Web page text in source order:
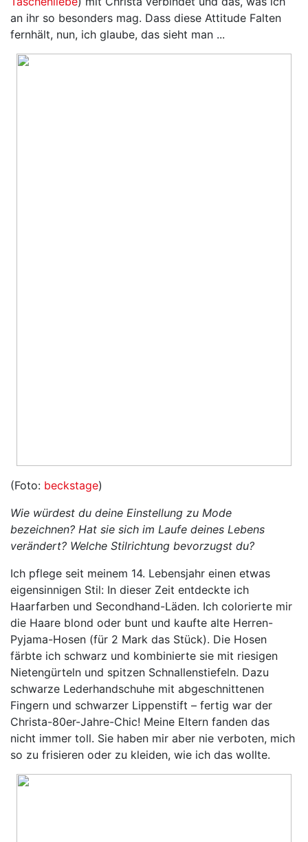
an ihr so besonders mag. Dass diese Attitude Falten
fernhält, nun, ich glaube, das sieht man ...
(Foto: beckstage)
Wie würdest du deine Einstellung zu Mode
bezeichnen? Hat sie sich im Laufe deines Lebens
verändert? Welche Stilrichtung bevorzugst du?
Ich pflege seit meinem 14. Lebensjahr einen etwas
eigensinnigen Stil: In dieser Zeit entdeckte ich
Haarfarben und Secondhand-Läden. Ich colorierte mir
die Haare blond oder bunt und kaufte alte Herren-
Pyjama-Hosen (für 2 Mark das Stück). Die Hosen
färbte ich schwarz und kombinierte sie mit riesigen
Nietengürteln und spitzen Schnallenstiefeln. Dazu
schwarze Lederhandschuhe mit abgeschnittenen
Fingern und schwarzer Lippenstift – fertig war der
Christa-80er-Jahre-Chic! Meine Eltern fanden das
nicht immer toll. Sie haben mir aber nie verboten, mich
so zu frisieren oder zu kleiden, wie ich das wollte.